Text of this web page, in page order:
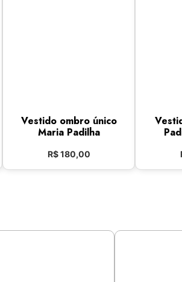
Vestido ombro único
Maria Padilha
R$180,00